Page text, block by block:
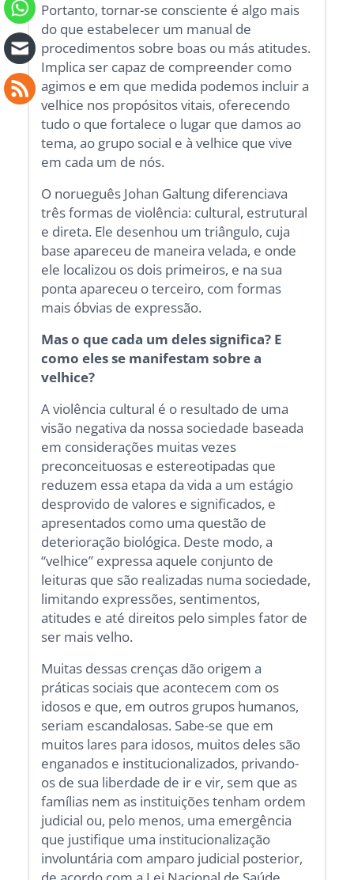
Portanto, tornar-se consciente é algo mais
do que estabelecer um manual de
procedimentos sobre boas ou más atitudes.
Implica ser capaz de compreender como
agimos e em que medida podemos incluir a
velhice nos propósitos vitais, oferecendo
tudo o que fortalece o lugar que damos ao
tema, ao grupo social e à velhice que vive
em cada um de nós.
O norueguês Johan Galtung diferenciava
três formas de violência: cultural, estrutural
e direta. Ele desenhou um triângulo, cuja
base apareceu de maneira velada, e onde
ele localizou os dois primeiros, e na sua
ponta apareceu o terceiro, com formas
mais óbvias de expressão.
Mas o que cada um deles significa? E
como eles se manifestam sobre a
velhice?
A violência cultural é o resultado de uma
visão negativa da nossa sociedade baseada
em considerações muitas vezes
preconceituosas e estereotipadas que
reduzem essa etapa da vida a um estágio
desprovido de valores e significados, e
apresentados como uma questão de
deterioração biológica. Deste modo, a
“velhice” expressa aquele conjunto de
leituras que são realizadas numa sociedade,
limitando expressões, sentimentos,
atitudes e até direitos pelo simples fator de
ser mais velho.
Muitas dessas crenças dão origem a
práticas sociais que acontecem com os
idosos e que, em outros grupos humanos,
seriam escandalosas. Sabe-se que em
muitos lares para idosos, muitos deles são
enganados e institucionalizados, privando-
os de sua liberdade de ir e vir, sem que as
famílias nem as instituições tenham ordem
judicial ou, pelo menos, uma emergência
que justifique uma institucionalização
involuntária com amparo judicial posterior,